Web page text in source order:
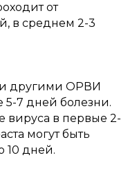
от
в среднем 2-3
другими ОРВИ
5-7 дней болезни.
вируса в первые 2-
могут быть
10 дней.